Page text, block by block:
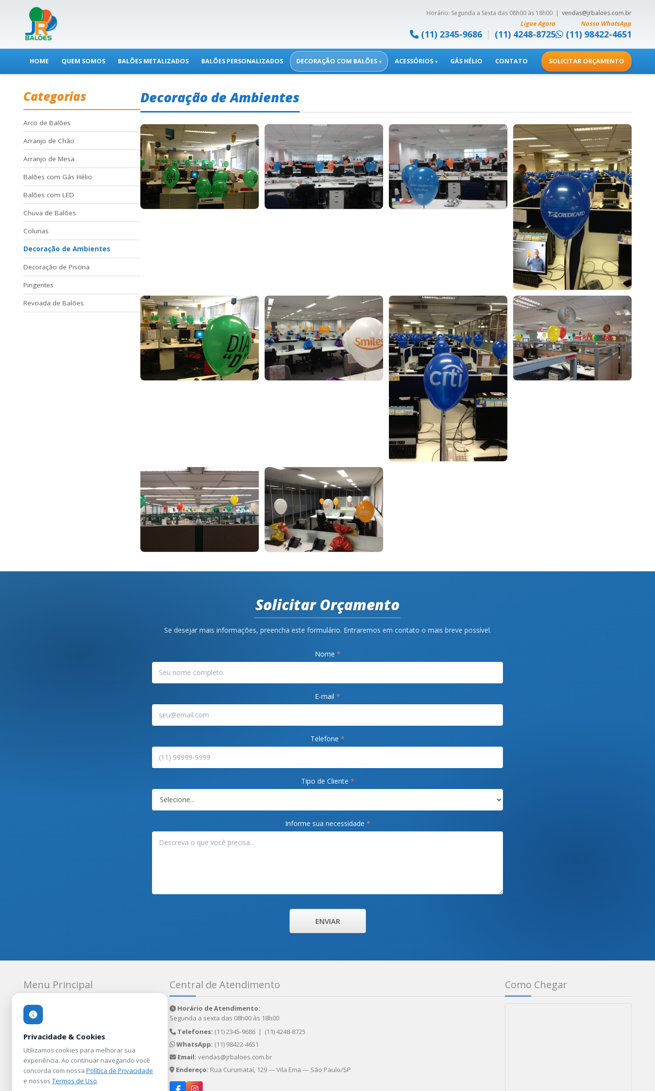
Horário: Segunda a Sexta das 08h00 às 18h00 | vendas@jrbaloes.com.br
Ligue Agora
(11) 2345-9686 | (11) 4248-8725
Nosso WhatsApp
(11) 98422-4651
HOME QUEM SOMOS BALÕES METALIZADOS BALÕES PERSONALIZADOS DECORAÇÃO COM BALÕES ▾ ACESSÓRIOS ▾ GÁS HÉLIO CONTATO SOLICITAR ORÇAMENTO
Categorias
Arco de Balões
Arranjo de Chão
Arranjo de Mesa
Balões com Gás Hélio
Balões com LED
Chuva de Balões
Colunas
Decoração de Ambientes
Decoração de Piscina
Pingentes
Revoada de Balões
Decoração de Ambientes
Solicitar Orçamento
Se desejar mais informações, preencha este formulário. Entraremos em contato o mais breve possível.
Nome *
E-mail *
Telefone *
Tipo de Cliente *
Informe sua necessidade *
ENVIAR
Menu Principal
Home
Gás Hélio
Solicitar Orçamento
Contato
Central de Atendimento
Horário de Atendimento:
Segunda a sexta das 08h00 às 18h00
Telefones: (11) 2345-9686 | (11) 4248-8725
WhatsApp: (11) 98422-4651
Email: vendas@jrbaloes.com.br
Endereço: Rua Curumataí, 129 — Vila Ema — São Paulo/SP
Como Chegar
Privacidade & Cookies
Utilizamos cookies para melhorar sua
experiência. Ao continuar navegando você
concorda com nossa Política de Privacidade
e nossos Termos de Uso.